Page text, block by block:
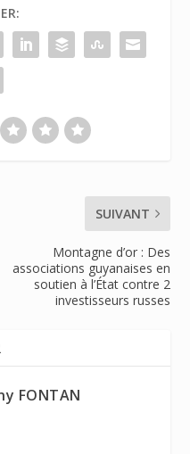
SUIVANT
Montagne d’or : Des
associations guyanaises en
soutien à l’État contre 2
investisseurs russes
FONTAN